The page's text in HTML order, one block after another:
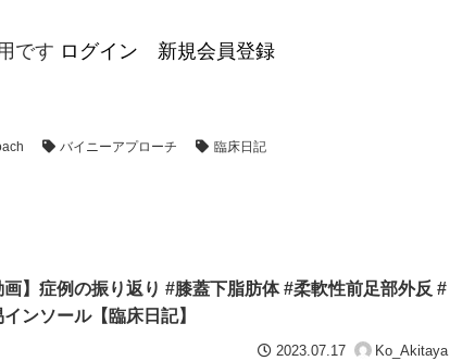
です ログイン 新規会員登録
バイニーアプローチ 臨床日記
画】症例の振り返り #膝蓋下脂肪体 #柔軟性前足部外反 #
ンソール【臨床日記】
2023.07.17 Ko_Akitaya